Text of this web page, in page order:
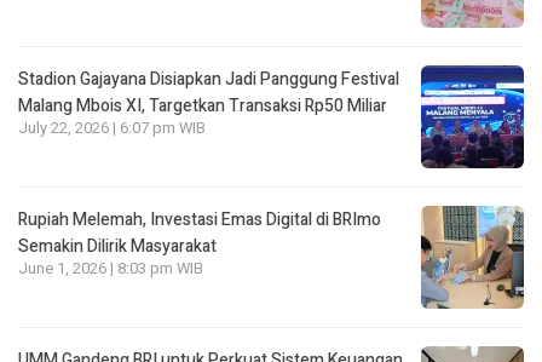
Stadion Gajayana Disiapkan Jadi Panggung Festival
Malang Mbois XI, Targetkan Transaksi Rp50 Miliar
July 22, 2026 | 6:07 pm WIB
Rupiah Melemah, Investasi Emas Digital di BRImo
Semakin Dilirik Masyarakat
June 1, 2026 | 8:03 pm WIB